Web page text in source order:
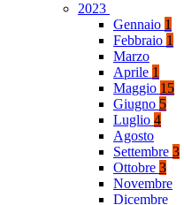
2023
Gennaio 1
Febbraio 1
Marzo
Aprile 1
Maggio 15
Giugno 5
Luglio 4
Agosto
Settembre 3
Ottobre 3
Novembre
Dicembre